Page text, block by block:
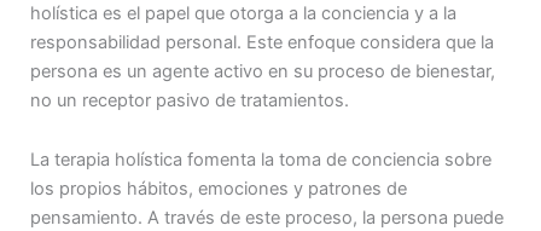
holística es el papel que otorga a la conciencia y a la
responsabilidad personal. Este enfoque considera que la
persona es un agente activo en su proceso de bienestar,
no un receptor pasivo de tratamientos.
La terapia holística fomenta la toma de conciencia sobre
los propios hábitos, emociones y patrones de
pensamiento. A través de este proceso, la persona puede